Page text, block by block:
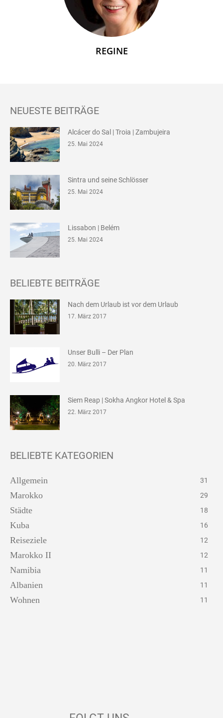
REGINE
NEUESTE BEITRÄGE
Alcácer do Sal | Troia | Zambujeira
25. Mai 2024
Sintra und seine Schlösser
25. Mai 2024
Lissabon | Belém
25. Mai 2024
BELIEBTE BEITRÄGE
Nach dem Urlaub ist vor dem Urlaub
17. März 2017
Unser Bulli – Der Plan
20. März 2017
Siem Reap | Sokha Angkor Hotel & Spa
22. März 2017
BELIEBTE KATEGORIEN
Allgemein 31
Marokko 29
Städte 18
Kuba 16
Reiseziele 12
Marokko II 12
Namibia 11
Albanien 11
Wohnen 11